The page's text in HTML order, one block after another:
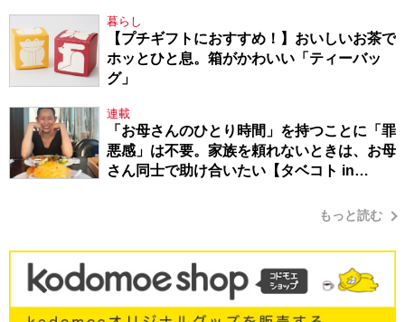
暮らし
【プチギフトにおすすめ！】おいしいお茶で
ホッとひと息。箱がかわいい「ティーバッ
グ」
連載
「お母さんのひとり時間」を持つことに「罪
悪感」は不要。家族を頼れないときは、お母
さん同士で助け合いたい【タベコト in
もっと読む